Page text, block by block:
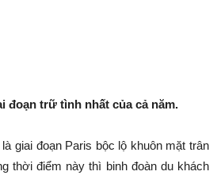
đoạn trữ tình nhất của cả năm.
giai đoạn Paris bộc lộ khuôn mặt trân
thời điểm này thì binh đoàn du khách